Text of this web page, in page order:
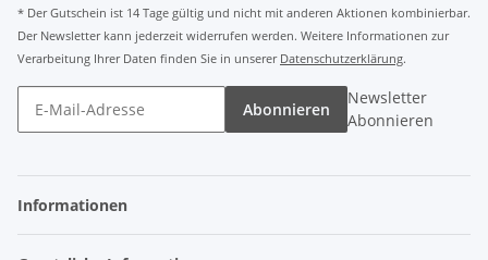
* Der Gutschein ist 14 Tage gültig und nicht mit anderen Aktionen kombinierbar.
Der Newsletter kann jederzeit widerrufen werden. Weitere Informationen zur
Verarbeitung Ihrer Daten finden Sie in unserer Datenschutzerklärung.
Abonnieren
Newsletter
Abonnieren
Informationen